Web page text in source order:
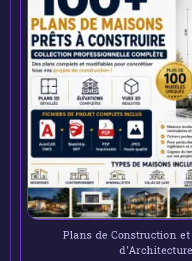
Plans de Construction et
d’Architecture